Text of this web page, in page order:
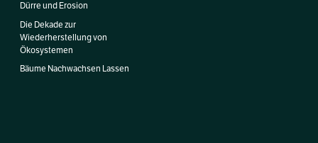
Dürre und Erosion
Die Dekade zur
Wiederherstellung von
Ökosystemen
Bäume Nachwachsen Lassen